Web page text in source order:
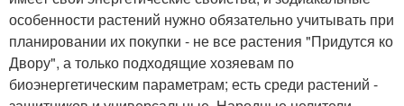
особенности растений нужно обязательно учитывать при
планировании их покупки - не все растения "Придутся ко
Двору", а только подходящие хозяевам по
биоэнергетическим параметрам; есть среди растений -